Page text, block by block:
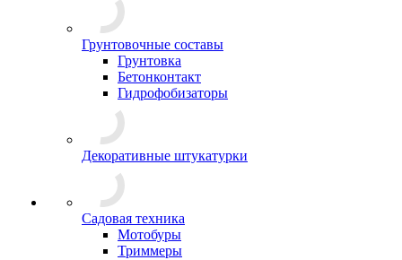
Грунтовочные составы
Грунтовка
Бетонконтакт
Гидрофобизаторы
Декоративные штукатурки
Садовая техника
Мотобуры
Триммеры